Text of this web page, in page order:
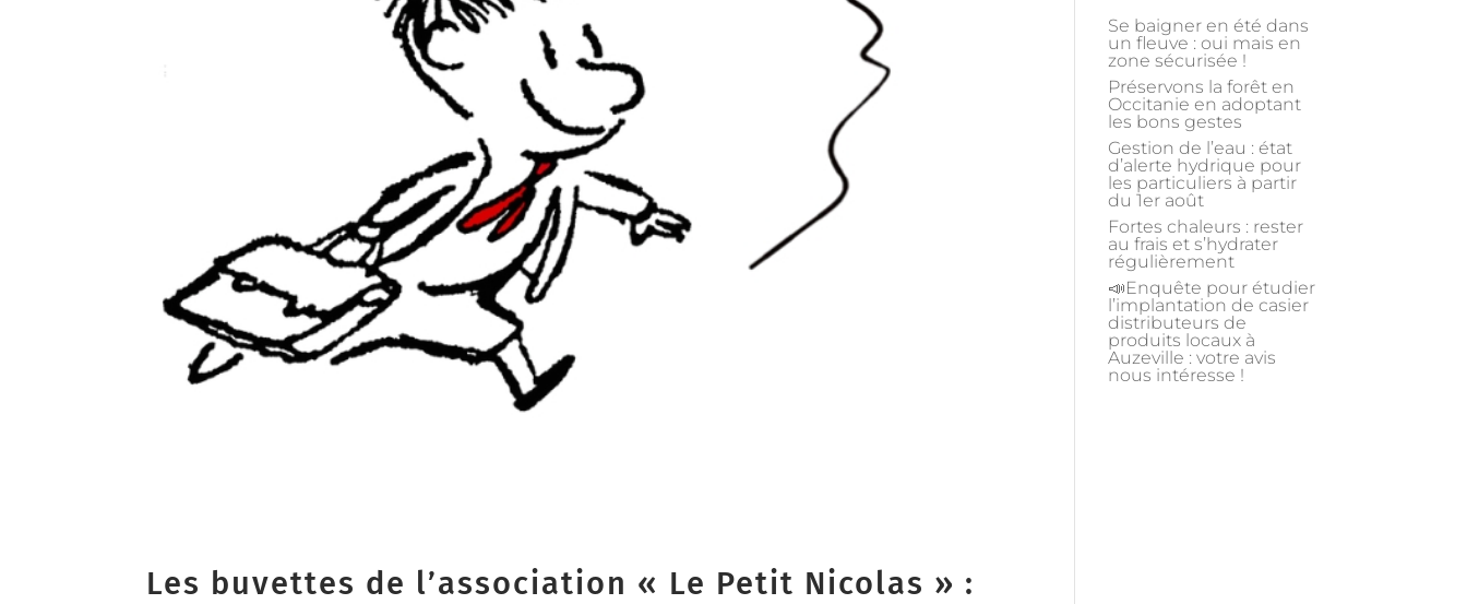
Les buvettes de l’association « Le Petit Nicolas » :
Se baigner en été dans
un fleuve : oui mais en
zone sécurisée !
Préservons la forêt en
Occitanie en adoptant
les bons gestes
Gestion de l’eau : état
d’alerte hydrique pour
les particuliers à partir
du 1er août
Fortes chaleurs : rester
au frais et s’hydrater
régulièrement
📣Enquête pour étudier
l’implantation de casier
distributeurs de
produits locaux à
Auzeville : votre avis
nous intéresse !